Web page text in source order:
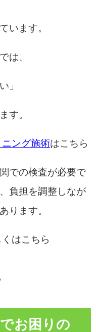
います。
は、
」
す。
ング施術はこちら
での検査が必要で
負担を調整しなが
ります。
はこちら
お困りの